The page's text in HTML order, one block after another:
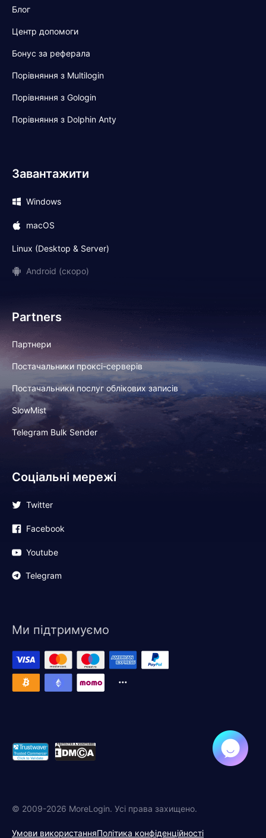
Блог
Центр допомоги
Бонус за реферала
Порівняння з Multilogin
Порівняння з Gologin
Порівняння з Dolphin Anty
Завантажити
Windows
macOS
Linux (Desktop & Server)
Android (скоро)
Partners
Партнери
Постачальники проксі-серверів
Постачальники послуг облікових записів
SlowMist
Telegram Bulk Sender
Соціальні мережі
Twitter
Facebook
Youtube
Telegram
Ми підтримуємо
© 2009-2026 MoreLogin. Усі права захищено.
Умови використанняПолітика конфіденційності